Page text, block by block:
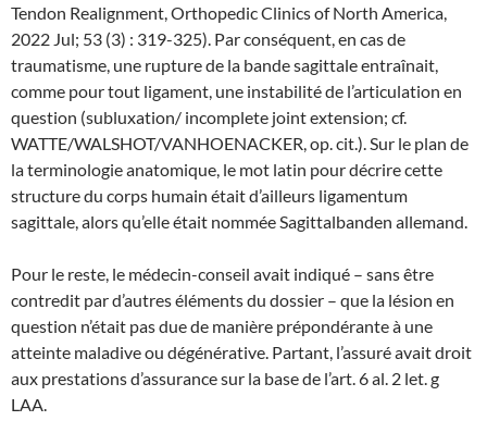
Tendon Realignment, Orthopedic Clinics of North America,
2022 Jul; 53 (3) : 319-325). Par conséquent, en cas de
traumatisme, une rupture de la bande sagittale entraînait,
comme pour tout ligament, une instabilité de l’articulation en
question (subluxation/ incomplete joint extension; cf.
WATTE/WALSHOT/VANHOENACKER, op. cit.). Sur le plan de
la terminologie anatomique, le mot latin pour décrire cette
structure du corps humain était d’ailleurs ligamentum
sagittale, alors qu’elle était nommée Sagittalbanden allemand.
Pour le reste, le médecin-conseil avait indiqué – sans être
contredit par d’autres éléments du dossier – que la lésion en
question n’était pas due de manière prépondérante à une
atteinte maladive ou dégénérative. Partant, l’assuré avait droit
aux prestations d’assurance sur la base de l’art. 6 al. 2 let. g
LAA.